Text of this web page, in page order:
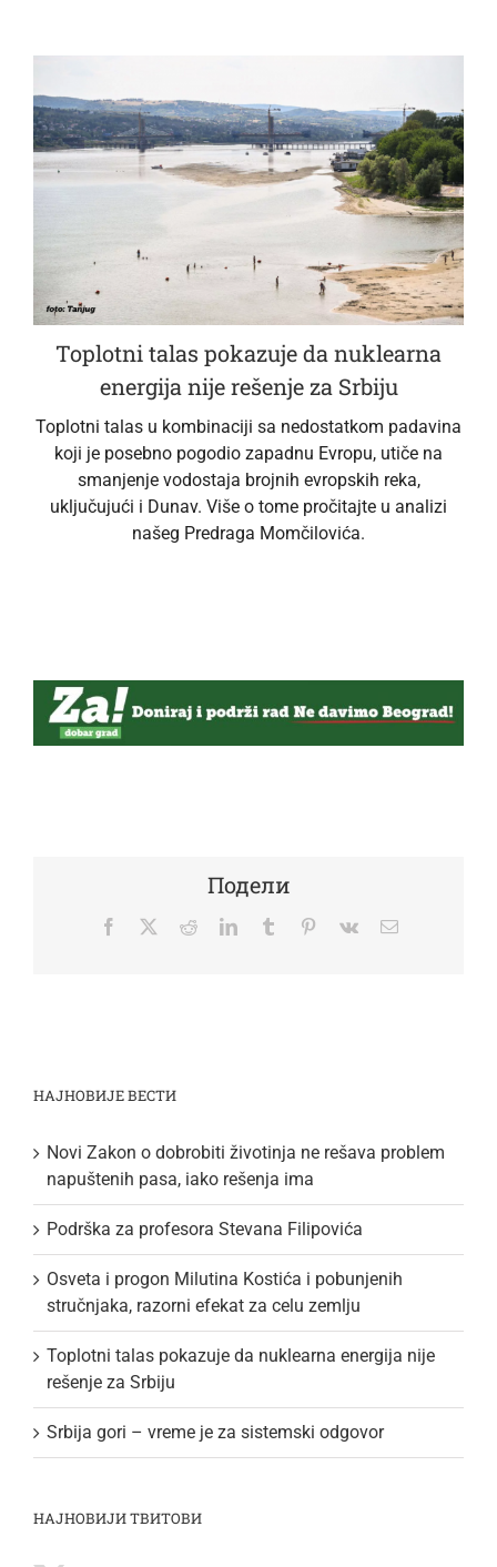
Toplotni talas pokazuje da nuklearna
energija nije rešenje za Srbiju
Toplotni talas u kombinaciji sa nedostatkom padavina
koji je posebno pogodio zapadnu Evropu, utiče na
smanjenje vodostaja brojnih evropskih reka,
uključujući i Dunav. Više o tome pročitajte u analizi
našeg Predraga Momčilovića.
Подели
Facebook
TwitterRedditLinkedInTumblr Pinterest
Vk Email
НАЈНОВИЈЕ ВЕСТИ
Novi Zakon o dobrobiti životinja ne rešava problem
napuštenih pasa, iako rešenja ima
Podrška za profesora Stevana Filipovića
Osveta i progon Milutina Kostića i pobunjenih
stručnjaka, razorni efekat za celu zemlju
Toplotni talas pokazuje da nuklearna energija nije
rešenje za Srbiju
Srbija gori – vreme je za sistemski odgovor
НАЈНОВИЈИ ТВИТОВИ